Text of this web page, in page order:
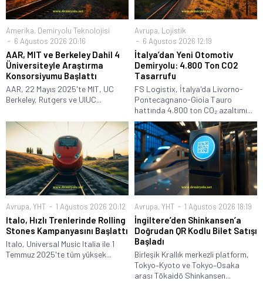
Amerika, Demiryolu Teknolojisi
6 Ağustos 2026 20:16
AAR, MIT ve Berkeley Dahil 4
Üniversiteyle Araştırma
Konsorsiyumu Başlattı
AAR, 22 Mayıs 2025'te MIT, UC
Berkeley, Rutgers ve UIUC...
Avrupa, Lojistik
6 Ağustos 2026 12:19
İtalya’dan Yeni Otomotiv
Demiryolu: 4.800 Ton CO2
Tasarrufu
FS Logistix, İtalya'da Livorno-
Pontecagnano-Gioia Tauro
hattında 4.800 ton CO₂ azaltımı...
Avrupa, YHT 1 Ağustos 2026 20:12
Italo, Hızlı Trenlerinde Rolling
Stones Kampanyasını Başlattı
Italo, Universal Music Italia ile 1
Temmuz 2025'te tüm yüksek...
Avrupa, YHT 1 Ağustos 2026 18:19
İngiltere’den Shinkansen’a
Doğrudan QR Kodlu Bilet Satışı
Başladı
Birleşik Krallık merkezli platform,
Tokyo–Kyoto ve Tokyo–Osaka
arası Tōkaidō Shinkansen...